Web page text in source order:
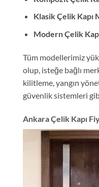
Klasik Çelik Kapı
Modern Çelik
Tüm modellerimiz
olup, isteğe bağlı
kilitleme, yangın
güvenlik sistemleri
Ankara Çelik Kapı